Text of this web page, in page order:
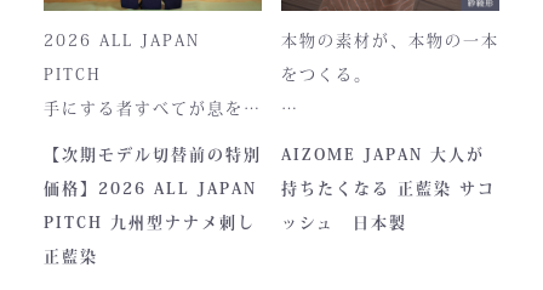
2026 ALL JAPAN
PITCH
手にする者すべてが息をの
む、現代剣道具の頂点。一
度着けた者にしかわからな
い、“本物”の存在感。ALL
JAPAN PITCHは、全国の
【次期モデル切替前の特別
価格】2026 ALL JAPAN
PITCH 九州型ナナメ刺し
正藍染
本物の素材が、本物の一本
をつくる。
本製品は、日本が誇る伝統
素材「正藍染生地」を使用
し、熊本の製作拠点にて一
AIZOME JAPAN 大人が
持ちたくなる 正藍染 サコ
ッシュ 日本製